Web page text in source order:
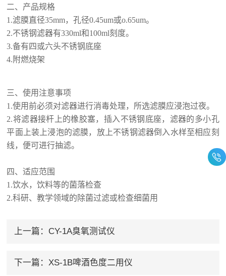
二、产品规格
1.滤膜直径35mm，孔径0.45um或o.65um。
2.不锈钢滤器有330ml和100ml刻度。
3.备有四或六头不锈钢底座
4.附燃烧架
三、使用注意事项
1.使用前必须对滤器进行消毒处理，所选滤膜应浸泡过夜。
2.将滤器接杆上的橡胶塞，插入不锈钢底座，滤器的多小孔
平面上装上浸泡的滤膜，放上不锈钢滤器倒入水样至相应刻
线，便可进行抽滤。
四、适应范围
1.饮水，饮料等的菌落检查
2.科研、教学领域的除菌过滤或检查细菌用
上一篇： CY-1A臭氧测试仪
下一篇： XS-1B啤酒色度二用仪